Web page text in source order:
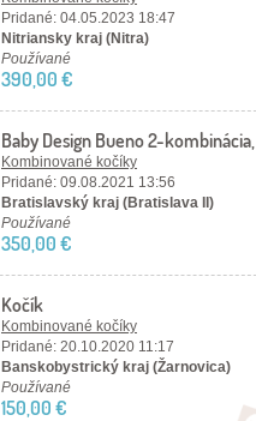
Pridané: 04.05.2023 18:47
Nitriansky kraj (Nitra)
Používané
390,00 €
Baby Design Bueno 2-kombinácia,
vajíčko Baby Design Leo
Kombinované kočíky
Pridané: 09.08.2021 13:56
Bratislavský kraj (Bratislava II)
Používané
350,00 €
Kočík
Kombinované kočíky
Pridané: 20.10.2020 11:17
Banskobystrický kraj (Žarnovica)
Používané
150,00 €